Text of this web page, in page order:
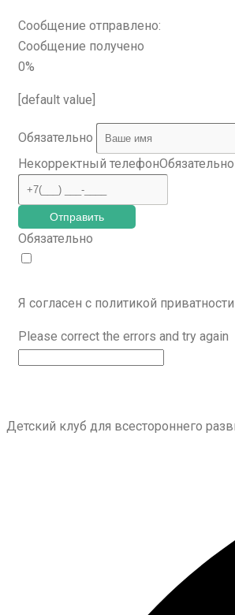
Сообщение отправлено:
Сообщение получено
0%
[default value]
Обязательно
Некорректный телефонОбязательно
Отправить
Обязательно
Я согласен с политикой приватности
Please correct the errors and try again
Детский клуб для всестороннего